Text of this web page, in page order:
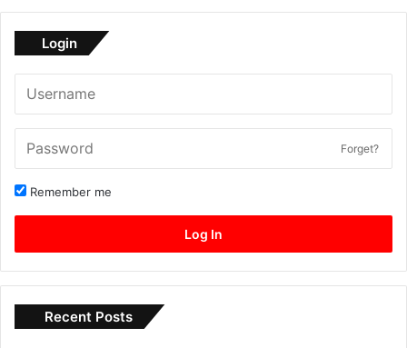
Login
Forget?
Remember me
Log In
Recent Posts